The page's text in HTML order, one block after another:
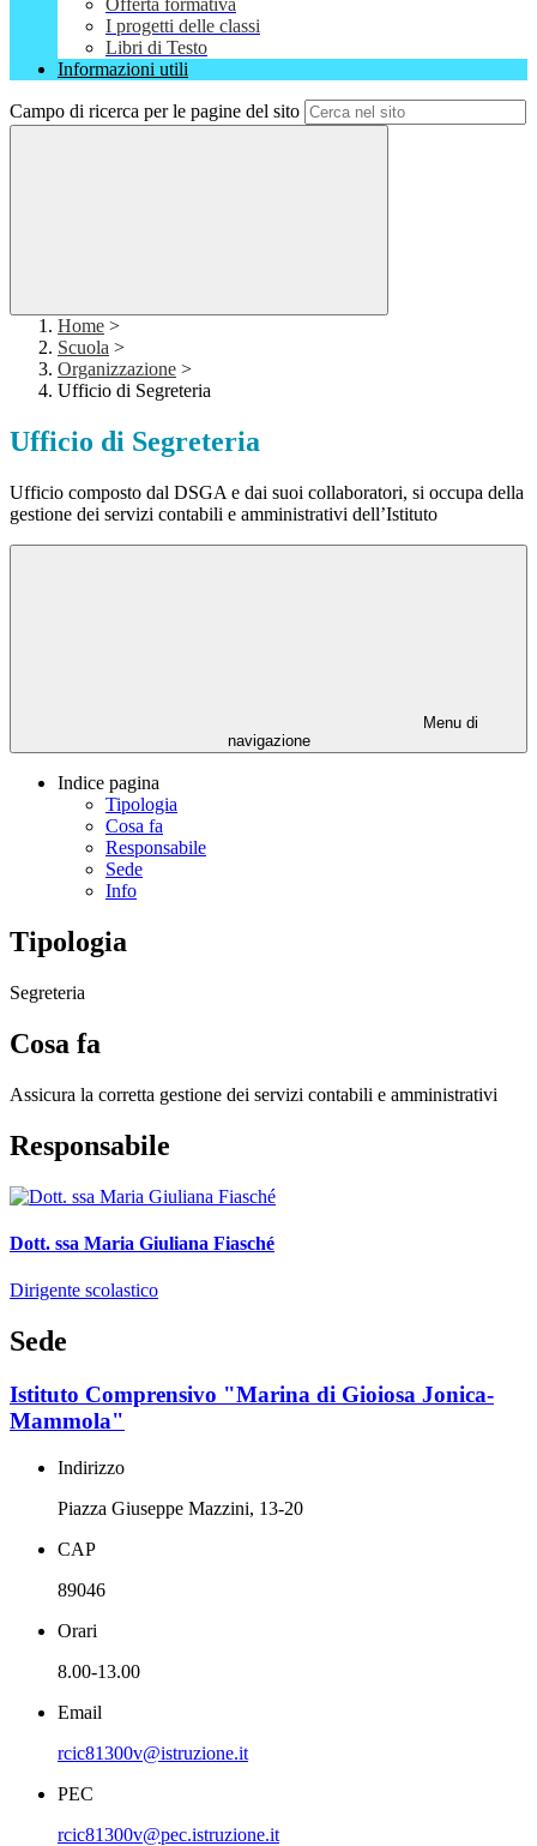
Offerta formativa
I progetti delle classi
Libri di Testo
Informazioni utili
Campo di ricerca per le pagine del sito
Home >
Scuola >
Organizzazione >
Ufficio di Segreteria
Ufficio di Segreteria
Ufficio composto dal DSGA e dai suoi collaboratori, si occupa della
gestione dei servizi contabili e amministrativi dell’Istituto
Menu di
navigazione
Indice pagina
Tipologia
Cosa fa
Responsabile
Sede
Info
Tipologia
Segreteria
Cosa fa
Assicura la corretta gestione dei servizi contabili e amministrativi
Responsabile
Dott. ssa Maria Giuliana Fiasché
Dirigente scolastico
Sede
Istituto Comprensivo "Marina di Gioiosa Jonica-
Mammola"
Indirizzo
Piazza Giuseppe Mazzini, 13-20
CAP
89046
Orari
8.00-13.00
Email
rcic81300v@istruzione.it
PEC
rcic81300v@pec.istruzione.it